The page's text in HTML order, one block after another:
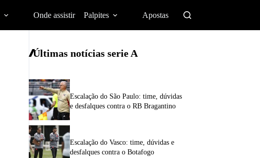
Onde assistir Palpites Apostas
Últimas notícias serie A
Escalação do São Paulo: time, dúvidas
e desfalques contra o RB Bragantino
Escalação do Vasco: time, dúvidas e
desfalques contra o Botafogo